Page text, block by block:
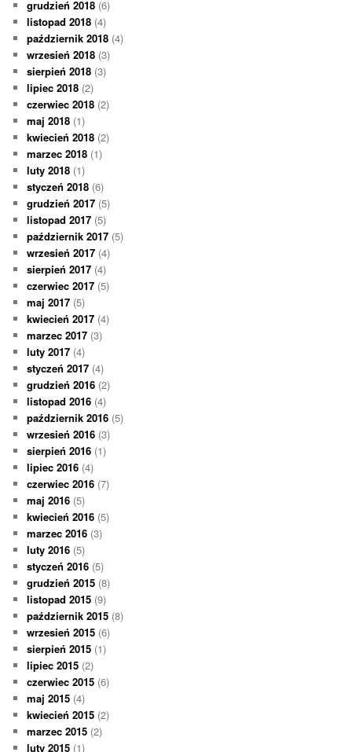
grudzień 2018 (6)
listopad 2018 (4)
październik 2018 (4)
wrzesień 2018 (3)
sierpień 2018 (3)
lipiec 2018 (2)
czerwiec 2018 (2)
maj 2018 (1)
kwiecień 2018 (2)
marzec 2018 (1)
luty 2018 (1)
styczeń 2018 (6)
grudzień 2017 (5)
listopad 2017 (5)
październik 2017 (5)
wrzesień 2017 (4)
sierpień 2017 (4)
czerwiec 2017 (5)
maj 2017 (5)
kwiecień 2017 (4)
marzec 2017 (3)
luty 2017 (4)
styczeń 2017 (4)
grudzień 2016 (2)
listopad 2016 (4)
październik 2016 (5)
wrzesień 2016 (3)
sierpień 2016 (1)
lipiec 2016 (4)
czerwiec 2016 (7)
maj 2016 (5)
kwiecień 2016 (5)
marzec 2016 (3)
luty 2016 (5)
styczeń 2016 (5)
grudzień 2015 (8)
listopad 2015 (9)
październik 2015 (8)
wrzesień 2015 (6)
sierpień 2015 (1)
lipiec 2015 (2)
czerwiec 2015 (6)
maj 2015 (4)
kwiecień 2015 (2)
marzec 2015 (2)
luty 2015 (1)